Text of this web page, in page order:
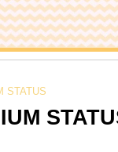
STATUS